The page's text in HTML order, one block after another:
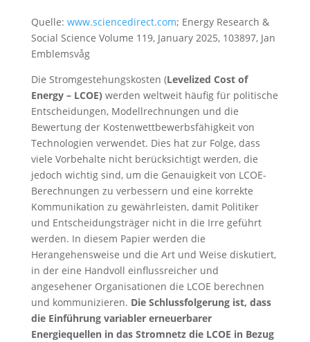
Quelle: www.sciencedirect.com; Energy Research &
Social Science Volume 119, January 2025, 103897, Jan
Emblemsvåg
Die Stromgestehungskosten (Levelized Cost of
Energy – LCOE) werden weltweit häufig für politische
Entscheidungen, Modellrechnungen und die
Bewertung der Kostenwettbewerbsfähigkeit von
Technologien verwendet. Dies hat zur Folge, dass
viele Vorbehalte nicht berücksichtigt werden, die
jedoch wichtig sind, um die Genauigkeit von LCOE-
Berechnungen zu verbessern und eine korrekte
Kommunikation zu gewährleisten, damit Politiker
und Entscheidungsträger nicht in die Irre geführt
werden. In diesem Papier werden die
Herangehensweise und die Art und Weise diskutiert,
in der eine Handvoll einflussreicher und
angesehener Organisationen die LCOE berechnen
und kommunizieren. Die Schlussfolgerung ist, dass
die Einführung variabler erneuerbarer
Energiequellen in das Stromnetz die LCOE in Bezug